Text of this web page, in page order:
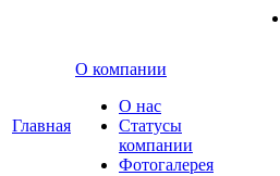
Главная
О компании
О нас
Cтатусы
компании
Фотогалерея